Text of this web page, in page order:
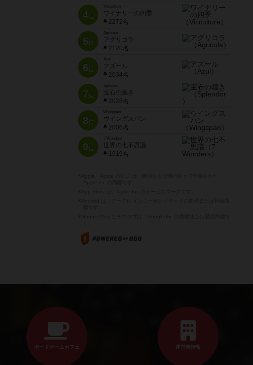
4位
Viticulture
ワイナリーの四季
2272名
5位
Agricola
アグリコラ
2120名
6位
Azul
アズール
2034名
7位
宝石の煌き
2028名
8位
Wingspan
ウイングスパン
2006名
9位
7 Wonders
世界の七不思議
1919名
ボードゲームカフェ 運営者情報